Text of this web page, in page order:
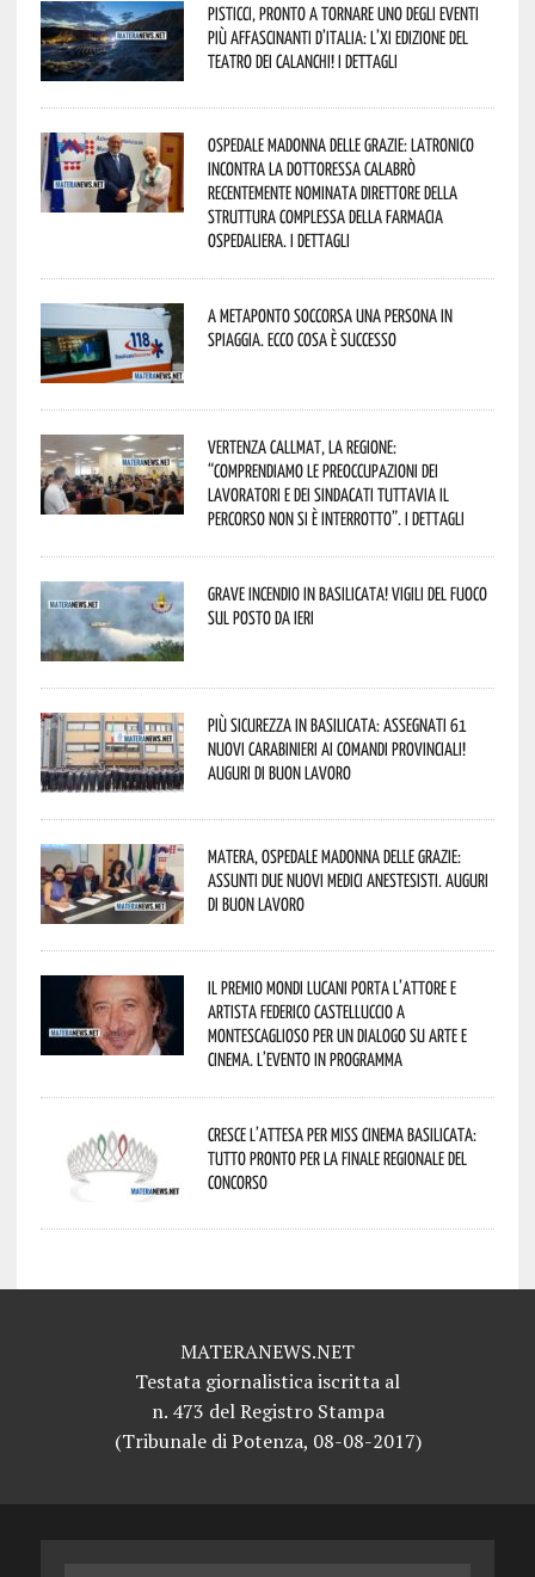
Pisticci, pronto a tornare uno degli eventi
più affascinanti d’Italia: l’XI edizione del
Teatro dei Calanchi! I dettagli
Ospedale Madonna delle Grazie: Latronico
incontra la dottoressa Calabrò
recentemente nominata Direttore della
Struttura Complessa della Farmacia
Ospedaliera. I dettagli
A Metaponto soccorsa una persona in
spiaggia. Ecco cosa è successo
Vertenza CallMat, la Regione:
“comprendiamo le preoccupazioni dei
lavoratori e dei sindacati tuttavia il
percorso non si è interrotto”. I dettagli
Grave incendio in Basilicata! Vigili del fuoco
sul posto da ieri
Più sicurezza in Basilicata: assegnati 61
nuovi Carabinieri ai Comandi provinciali!
Auguri di buon lavoro
Matera, Ospedale Madonna delle Grazie:
assunti due nuovi medici anestesisti. Auguri
di buon lavoro
Il Premio Mondi Lucani porta l’attore e
artista Federico Castelluccio a
Montescaglioso per un dialogo su arte e
cinema. L’evento in programma
Cresce l’attesa per Miss Cinema Basilicata:
tutto pronto per la finale regionale del
concorso
MATERANEWS.NET
Testata giornalistica iscritta al
n. 473 del Registro Stampa
(Tribunale di Potenza, 08-08-2017)